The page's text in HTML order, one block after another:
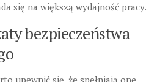
się na większą wydajność pracy.
bezpieczeństwa